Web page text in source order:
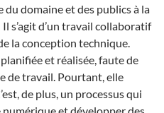
du domaine et des publics à la
s’agit d’un travail collaboratif
la conception technique.
et réalisée, faute de
de travail. Pourtant, elle
de plus, un processus qui